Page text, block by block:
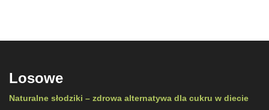
Losowe
Naturalne słodziki – zdrowa alternatywa dla cukru w diecie